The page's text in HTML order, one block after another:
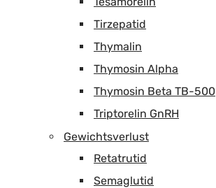
Tirzepatid
Thymalin
Thymosin Alpha
Thymosin Beta TB-500
Triptorelin GnRH
Gewichtsverlust
Retatrutid
Semaglutid